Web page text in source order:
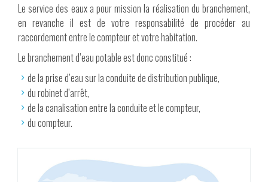
Le service des eaux a pour mission la réalisation du branchement,
en revanche il est de votre responsabilité de procéder au
raccordement entre le compteur et votre habitation.
Le branchement d’eau potable est donc constitué :
de la prise d’eau sur la conduite de distribution publique,
du robinet d’arrêt,
de la canalisation entre la conduite et le compteur,
du compteur.